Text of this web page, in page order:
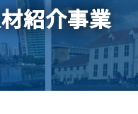
紹介事業